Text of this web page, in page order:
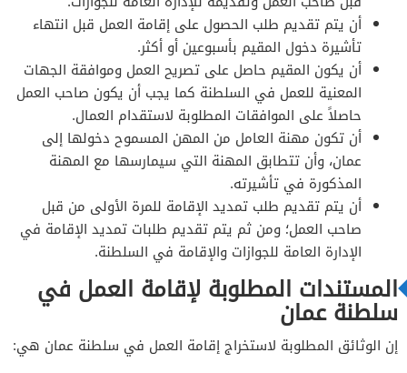
أن يتم تقديم طلب الحصول على إقامة العمل قبل انتهاء
تأشيرة دخول المقيم بأسبوعين أو أكثر.
أن يكون المقيم حاصل على تصريح العمل وموافقة الجهات
المعنية للعمل في السلطنة كما يجب أن يكون صاحب العمل
حاصلاً على الموافقات المطلوبة لاستقدام العمال.
أن تكون مهنة العامل من المهن المسموح دخولها إلى
عمان، وأن تتطابق المهنة التي سيمارسها مع المهنة
المذكورة في تأشيرته.
أن يتم تقديم طلب تمديد الإقامة للمرة الأولى من قبل
صاحب العمل؛ ومن ثم يتم تقديم طلبات تمديد الإقامة في
الإدارة العامة للجوازات والإقامة في السلطنة.
المستندات المطلوبة لإقامة العمل في
سلطنة عمان
إن الوثائق المطلوبة لاستخراج إقامة العمل في سلطنة عمان هي: